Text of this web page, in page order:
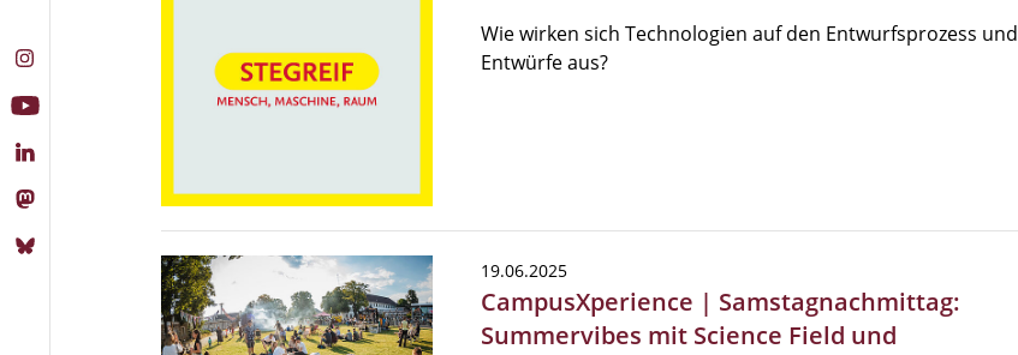
Wie wirken sich Technologien auf den Entwurfsprozess und
Entwürfe aus?
19.06.2025
CampusXperience | Samstagnachmittag:
Summervibes mit Science Field und